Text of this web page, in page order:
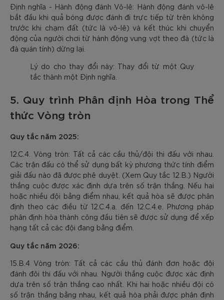
Định nghĩa - Hành động đánh Vô-lê: Hành động đánh vô-lê
bắt đầu khi quả bóng được đánh đi trực tiếp từ trên không
trước khi chạm đất (tức là vô-lê) và kết thúc khi chuyển
động của người chơi từ hành động vung vợt theo đà (tức là
đà quán tính) dừng lại.
Lý do cho thay đổi này: Thay đổi từ một Quy
tắc thành một Định nghĩa.
5. Quy trình Phân định Hòa trong Thể
thức Vòng tròn
Quy tắc năm 2025:
12.C.4. Vòng tròn: Tất cả các cầu thủ/đội thi đấu với nhau.
Các trận đấu có thể sử dụng bất kỳ phương thức tính điểm
giải đấu nào đã được phê duyệt. (Xem Quy tắc 12.B.) Người
thắng cuộc được xác định dựa trên số trận thắng. Nếu hai
hoặc nhiều đội bằng điểm nhau, kết quả hòa sẽ được phân
định theo các điều từ 12.C.4.a. đến 12.C.4.e. Phương pháp
phân định hòa thành công đầu tiên sẽ được sử dụng để xếp
hạng tất cả các đội đang bằng điểm.
Quy tắc năm 2026:
15.B.4 Vòng tròn: Tất cả các cầu thủ đánh đơn hoặc đội
đánh đôi thi đấu với nhau. Người thắng cuộc được xác định
dựa trên số trận thắng cao nhất. Khi hai hoặc nhiều đội có
số trận thắng bằng nhau, kết quả hòa phải được phân định